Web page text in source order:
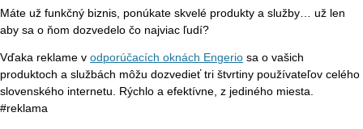
Máte už funkčný biznis, ponúkate skvelé produkty a služby… už len
aby sa o ňom dozvedelo čo najviac ľudí?
Vďaka reklame v odporúčacích oknách Engerio sa o vašich
produktoch a službách môžu dozvedieť tri štvrtiny používateľov celého
slovenského internetu. Rýchlo a efektívne, z jediného miesta.
#reklama